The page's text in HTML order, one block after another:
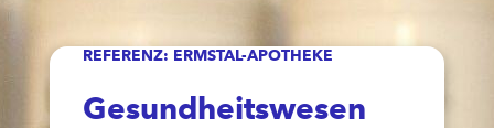
REFERENZ: ERMSTAL-APOTHEKE
Gesundheitswesen